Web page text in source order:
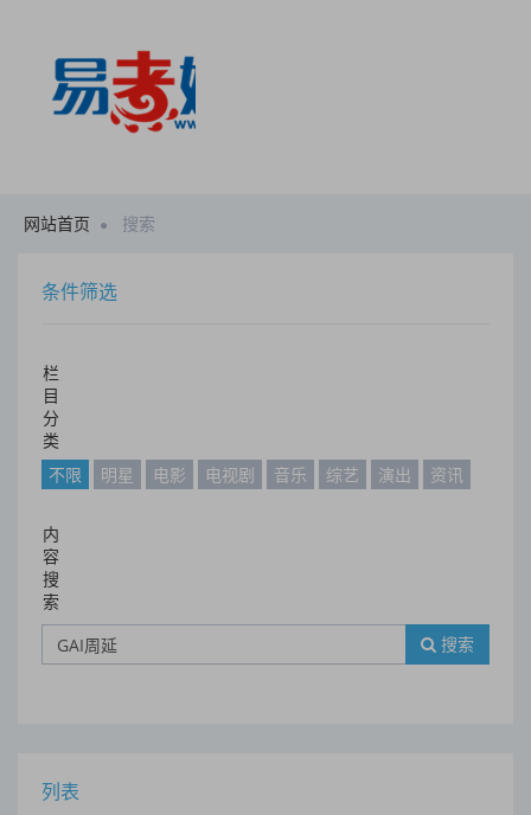
网站首页 搜索
条件筛选
栏
目
分
类
不限
明星 电影 电视剧 音乐 综艺 演出 资讯
内
容
搜
索
搜索
列表